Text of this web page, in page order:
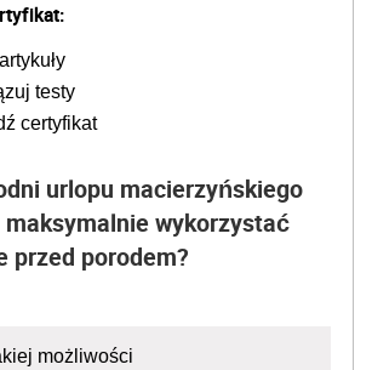
testy
certyfikat
urlopu macierzyńskiego
maksymalnie wykorzystać
przed porodem?
możliwości